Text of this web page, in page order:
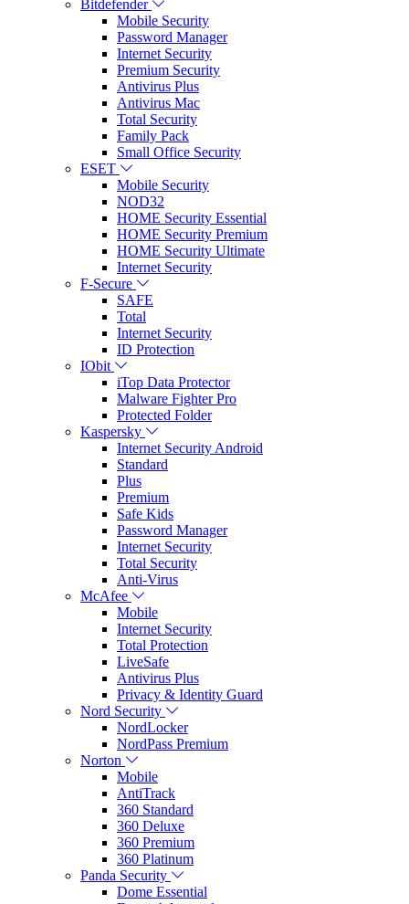
Bitdefender
Mobile Security
Password Manager
Internet Security
Premium Security
Antivirus Plus
Antivirus Mac
Total Security
Family Pack
Small Office Security
ESET
Mobile Security
NOD32
HOME Security Essential
HOME Security Premium
HOME Security Ultimate
Internet Security
F-Secure
SAFE
Total
Internet Security
ID Protection
IObit
iTop Data Protector
Malware Fighter Pro
Protected Folder
Kaspersky
Internet Security Android
Standard
Plus
Premium
Safe Kids
Password Manager
Internet Security
Total Security
Anti-Virus
McAfee
Mobile
Internet Security
Total Protection
LiveSafe
Antivirus Plus
Privacy & Identity Guard
Nord Security
NordLocker
NordPass Premium
Norton
Mobile
AntiTrack
360 Standard
360 Deluxe
360 Premium
360 Platinum
Panda Security
Dome Essential